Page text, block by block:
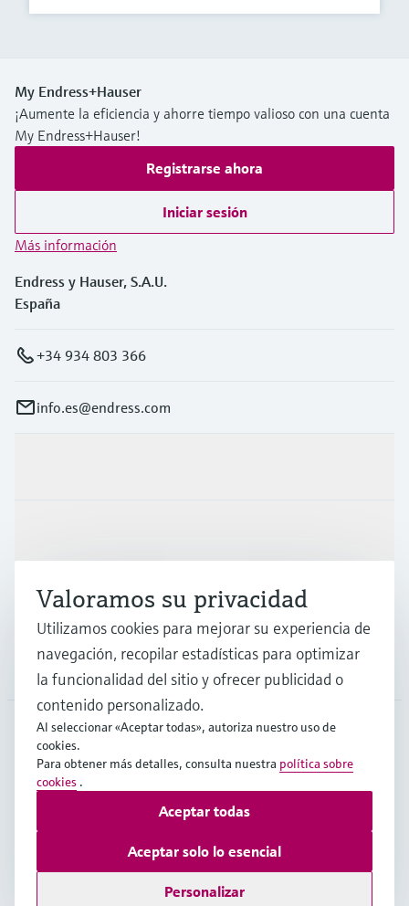
My Endress+Hauser
¡Aumente la eficiencia y ahorre tiempo valioso con una cuenta
My Endress+Hauser!
Registrarse ahora
Iniciar sesión
Más información
Endress y Hauser, S.A.U.
España
+34 934 803 366
info.es@endress.com
Soporte
Compañía
ESP Español
Copyright © Endress+Hauser Group Services AG
Términos de usoProtección de datos
Términos y condiciones generales
Valoramos su privacidad
Utilizamos cookies para mejorar su experiencia de
navegación, recopilar estadísticas para optimizar
la funcionalidad del sitio y ofrecer publicidad o
contenido personalizado.
Al seleccionar «Aceptar todas», autoriza nuestro uso de
cookies.
Para obtener más detalles, consulta nuestra política sobre
cookies .
Personalizar
Aceptar solo lo esencial
Aceptar todas